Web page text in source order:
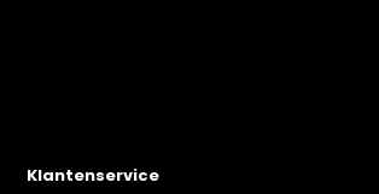
Klantenservice